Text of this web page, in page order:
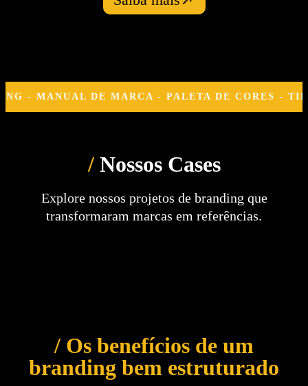
DE MARCA - PALETA DE CORES -
/Nossos Cases
Explore nossos projetos de branding que
transformaram marcas em referências.
/ Os benefícios de um
branding bem estruturado